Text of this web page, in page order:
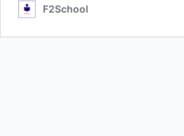
F2School